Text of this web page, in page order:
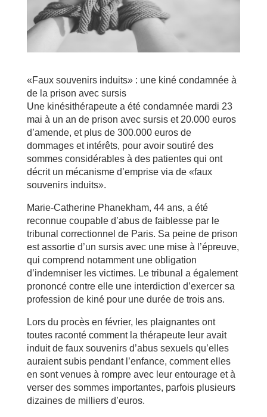
«Faux souvenirs induits» : une kiné condamnée à
de la prison avec sursis
Une kinésithérapeute a été condamnée mardi 23
mai à un an de prison avec sursis et 20.000 euros
d’amende, et plus de 300.000 euros de
dommages et intérêts, pour avoir soutiré des
sommes considérables à des patientes qui ont
décrit un mécanisme d’emprise via de «faux
souvenirs induits».
Marie-Catherine Phanekham, 44 ans, a été
reconnue coupable d’abus de faiblesse par le
tribunal correctionnel de Paris. Sa peine de prison
est assortie d’un sursis avec une mise à l’épreuve,
qui comprend notamment une obligation
d’indemniser les victimes. Le tribunal a également
prononcé contre elle une interdiction d’exercer sa
profession de kiné pour une durée de trois ans.
Lors du procès en février, les plaignantes ont
toutes raconté comment la thérapeute leur avait
induit de faux souvenirs d’abus sexuels qu’elles
auraient subis pendant l’enfance, comment elles
en sont venues à rompre avec leur entourage et à
verser des sommes importantes, parfois plusieurs
dizaines de milliers d’euros.